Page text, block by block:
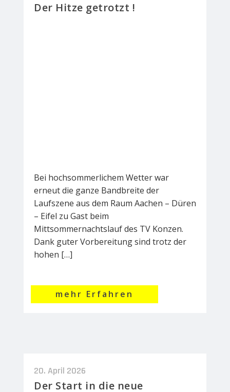
Der Hitze getrotzt !
Bei hochsommerlichem Wetter war
erneut die ganze Bandbreite der
Laufszene aus dem Raum Aachen – Düren
– Eifel zu Gast beim
Mittsommernachtslauf des TV Konzen.
Dank guter Vorbereitung sind trotz der
hohen […]
mehr Erfahren
20. April 2026
Der Start in die neue